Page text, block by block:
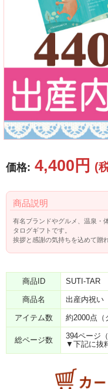
価格: 4,400円 (
商品説明
有名ブランドやグルメ、温泉・
タログギフトです。
挨拶と感謝の気持ちを込めて贈
商品ID SUTI-TAR
商品名 出産内祝
アイテム数 約2000点（
総ページ数
394ページ
▼下記に抜